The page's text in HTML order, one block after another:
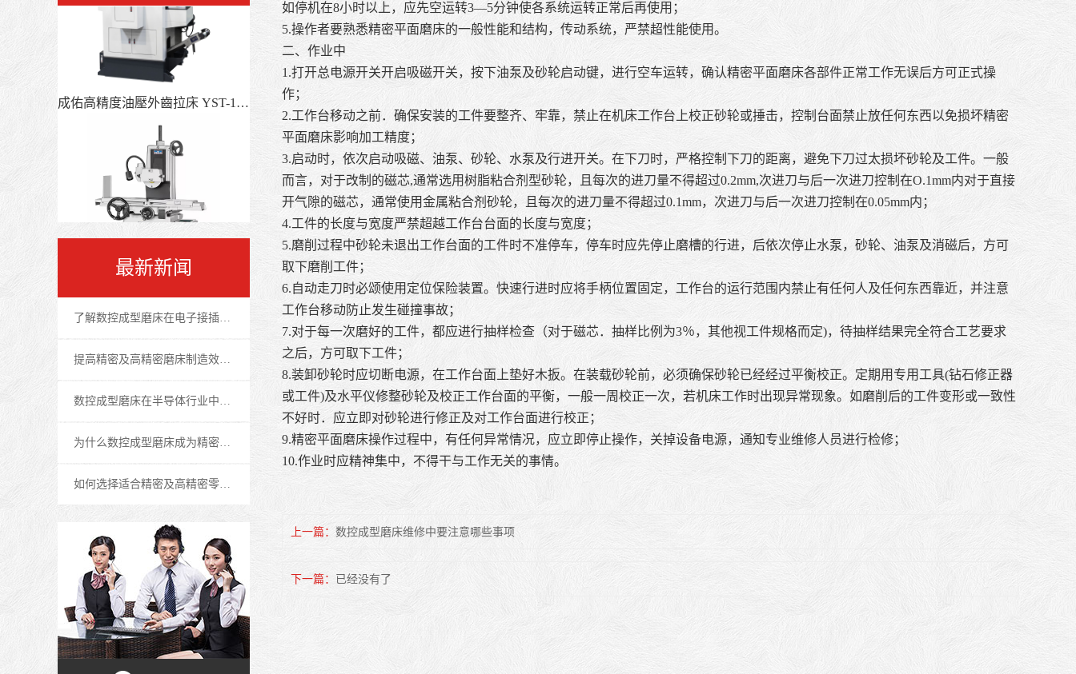
宇青手動系列-平面磨床
宇青半自動油壓平面磨床系列
最新新闻
了解数控成型磨床在电子接插件行业中的重要作用
提高精密及高精密磨床制造效率的技巧
数控成型磨床在半导体行业中的应用及优势
为什么数控成型磨床成为精密零件加工行业的首选设备
如何选择适合精密及高精密零件加工行业的数控成型磨床
如停机在8小时以上，应先空运转3—5分钟使各系统运转正常后再使用；
5.操作者要熟悉精密平面磨床的一般性能和结构，传动系统，严禁超性能使用。
二、作业中
1.打开总电源开关开启吸磁开关，按下油泵及砂轮启动键，进行空车运转，确认精密平面磨床各部件正常工作无误后方可正式操
作；
2.工作台移动之前．确保安装的工件要整齐、牢靠，禁止在机床工作台上校正砂轮或捶击，控制台面禁止放任何东西以免损坏精密
平面磨床影响加工精度；
3.启动时，依次启动吸磁、油泵、砂轮、水泵及行进开关。在下刀时，严格控制下刀的距离，避免下刀过太损坏砂轮及工件。一般
而言，对于改制的磁芯,通常选用树脂粘合剂型砂轮，且每次的进刀量不得超过0.2mm,次进刀与后一次进刀控制在O.1mm内对于直接
开气隙的磁芯，通常使用金属粘合剂砂轮，且每次的进刀量不得超过0.1mm，次进刀与后一次进刀控制在0.05mm内；
4.工件的长度与宽度严禁超越工作台台面的长度与宽度；
5.磨削过程中砂轮未退出工作台面的工件时不准停车，停车时应先停止磨槽的行进，后依次停止水泵，砂轮、油泵及消磁后，方可
取下磨削工件；
6.自动走刀时必颂使用定位保险装置。快速行进时应将手柄位置固定，工作台的运行范围内禁止有任何人及任何东西靠近，并注意
工作台移动防止发生碰撞事故；
7.对于每一次磨好的工件，都应进行抽样检查（对于磁芯．抽样比例为3％，其他视工件规格而定)，待抽样结果完全符合工艺要求
之后，方可取下工件；
8.装卸砂轮时应切断电源，在工作台面上垫好木扳。在装载砂轮前，必须确保砂轮已经经过平衡校正。定期用专用工具(钻石修正器
或工件)及水平仪修整砂轮及校正工作台面的平衡，一般一周校正一次，若机床工作时出现异常现象。如磨削后的工件变形或一致性
不好时．应立即对砂轮进行修正及对工作台面进行校正；
9.精密平面磨床操作过程中，有任何异常情况，应立即停止操作，关掉设备电源，通知专业维修人员进行检修；
10.作业时应精神集中，不得干与工作无关的事情。
上一篇 数控成型磨床维修中要注意哪些事项
下一篇 已经没有了